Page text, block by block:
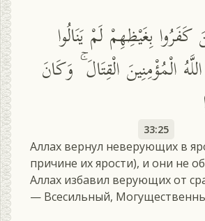
كَفَرُوا بِغَيْظِهِمْ لَمْ يَنَالُوا
الْمُؤْمِنِينَ الْقِتَالَ ۚ وَكَانَ
33:25
Аллах вернул неверующих в
причине их ярости), и они не
Аллах избавил верующих от
— Всесильный,